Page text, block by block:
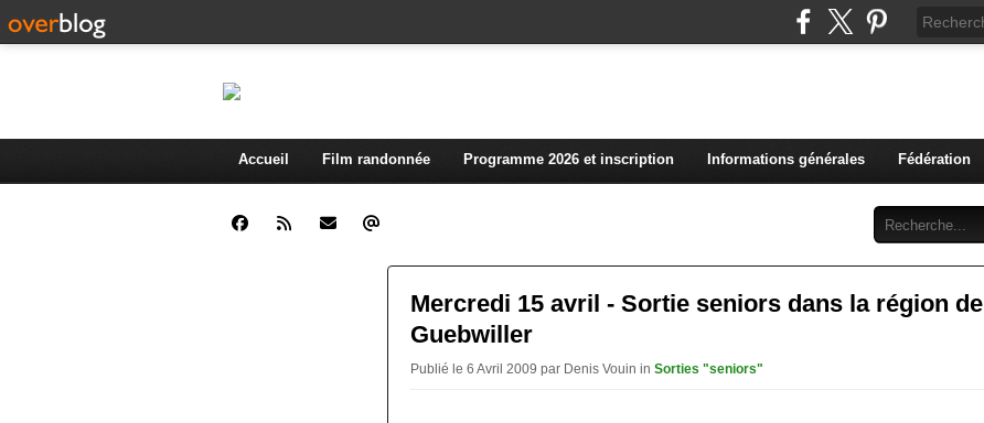
Accueil Film randonnée Programme 2026 et inscription Informations générales Fédération
Mercredi 15 avril - Sortie seniors dans la région de
Guebwiller
Publié le 6 Avril 2009 par Denis Vouin in Sorties "seniors"